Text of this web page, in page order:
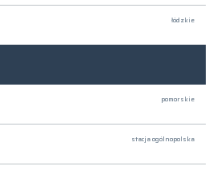
łódzkie
pomorskie
stacja ogólnopolska